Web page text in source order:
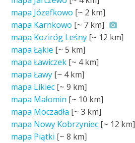
mapa Józefkowo [~ 2 km]
mapa Karnkowo [~ 7 km]
mapa Koziróg Leśny [~ 12 km]
mapa Łąkie [~5 km]
mapa Ławiczek [~ 4 km]
mapa Ławy [~ 4 km]
mapa Likiec [~9 km]
mapa Małomin [~ 10 km]
mapa Moczadła [~3 km]
mapa Nowy Kobrzyniec [~ 12 km]
mapa Piątki [~8 km]